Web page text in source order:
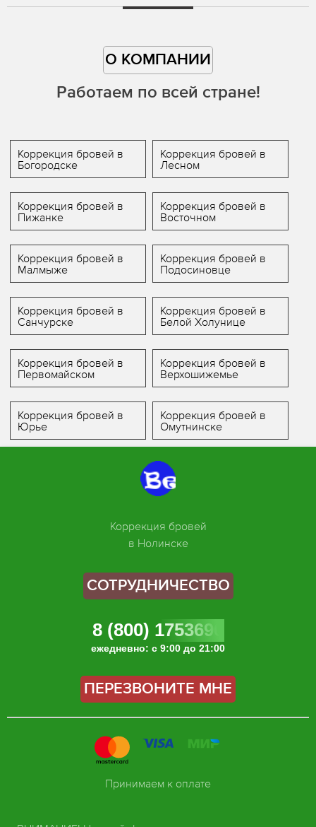
О КОМПАНИИ
Работаем по всей стране!
Коррекция бровей в
Богородске
Коррекция бровей в
Лесном
Коррекция бровей в
Пижанке
Коррекция бровей в
Восточном
Коррекция бровей в
Малмыже
Коррекция бровей в
Подосиновце
Коррекция бровей в
Санчурске
Коррекция бровей в
Белой Холунице
Коррекция бровей в
Первомайском
Коррекция бровей в
Верхошижемье
Коррекция бровей в
Юрье
Коррекция бровей в
Омутнинске
Коррекция бровей
в Нолинске
СОТРУДНИЧЕСТВО
8 (800) 1753696
ежедневно: с 9:00 до 21:00
ПЕРЕЗВОНИТЕ МНЕ
Принимаем к оплате